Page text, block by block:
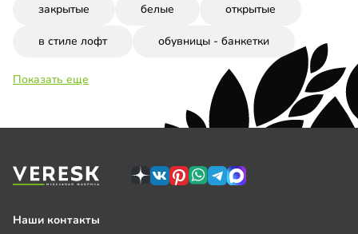
закрытые белые открытые
в стиле лофт обувницы - банкетки
Показать еще
Наши контакты